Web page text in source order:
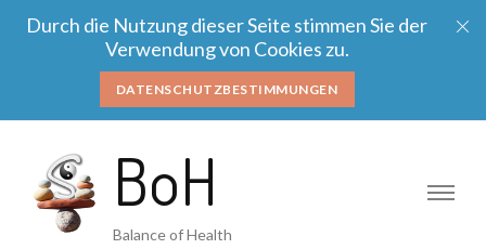
Durch die Nutzung dieser Seite stimmen Sie der
Verwendung von Cookies zu.
DATENSCHUTZBESTIMMUNGEN
BoH
Balance of Health